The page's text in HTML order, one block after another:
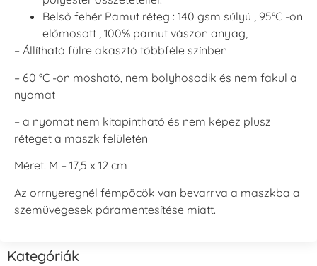
Belső fehér Pamut réteg : 140 gsm súlyú , 95°C -on
előmosott , 100% pamut vászon anyag,
– Állítható fülre akasztó többféle színben
– 60 °C -on mosható, nem bolyhosodik és nem fakul a
nyomat
– a nyomat nem kitapintható és nem képez plusz
réteget a maszk felületén
Méret: M – 17,5 x 12 cm
Az orrnyeregnél fémpöcök van bevarrva a maszkba a
szemüvegesek páramentesítése miatt.
Kategóriák